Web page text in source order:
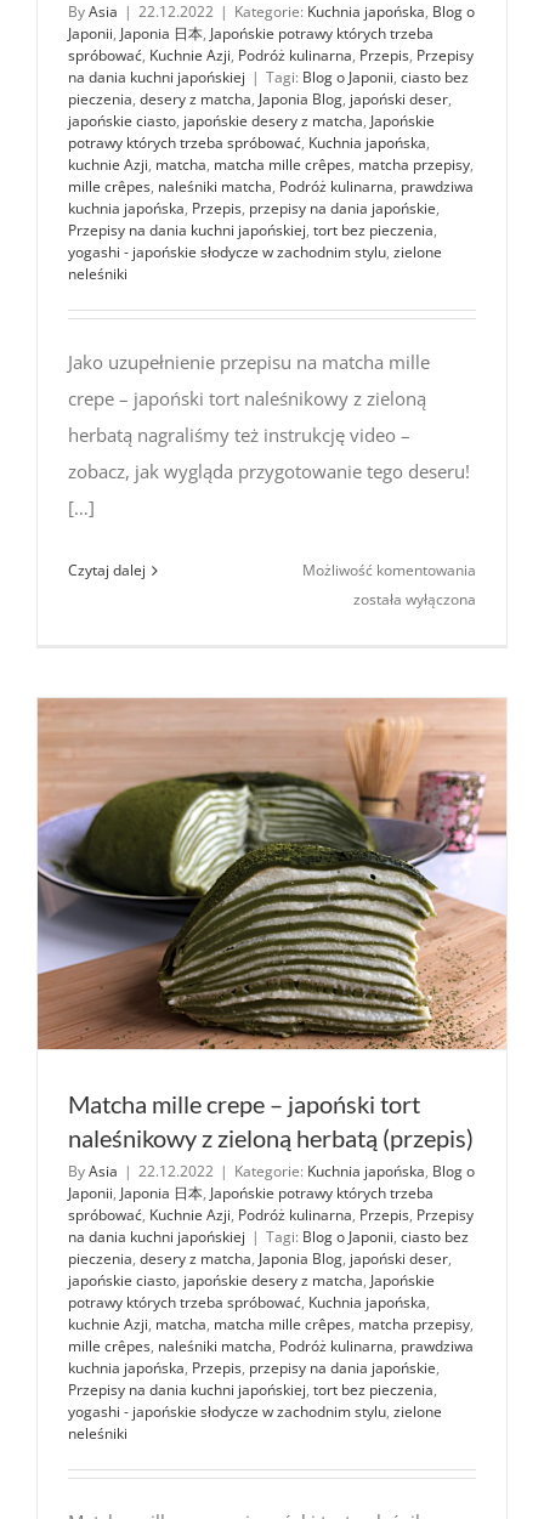
ByAsia | 22.12.2022 | Kategorie: Kuchnia japońska, Blog o
Japonii, Japonia 日本, Japońskie potrawy których trzeba
spróbować, Kuchnie Azji, Podróż kulinarna, Przepis, Przepisy
na dania kuchni japońskiej | Tagi: Blog o Japonii, ciasto bez
pieczenia, desery z matcha, Japonia Blog, japoński deser,
japońskie ciasto, japońskie desery z matcha, Japońskie
potrawy których trzeba spróbować, Kuchnia japońska,
kuchnie Azji, matcha, matcha mille crêpes, matcha przepisy,
mille crêpes, naleśniki matcha, Podróż kulinarna, prawdziwa
kuchnia japońska, Przepis, przepisy na dania japońskie,
Przepisy na dania kuchni japońskiej, tort bez pieczenia,
yogashi - japońskie słodycze w zachodnim stylu, zielone
neleśniki
Jako uzupełnienie przepisu na matcha mille
crepe – japoński tort naleśnikowy z zieloną
herbatą nagraliśmy też instrukcję video –
zobacz, jak wygląda przygotowanie tego deseru!
[…]
Czytaj dalej Możliwość komentowania
została wyłączona
Matcha mille crepe – japoński tort
naleśnikowy z zieloną herbatą (przepis)
ByAsia | 22.12.2022 | Kategorie: Kuchnia japońska, Blog o
Japonii, Japonia 日本, Japońskie potrawy których trzeba
spróbować, Kuchnie Azji, Podróż kulinarna, Przepis, Przepisy
na dania kuchni japońskiej | Tagi: Blog o Japonii, ciasto bez
pieczenia, desery z matcha, Japonia Blog, japoński deser,
japońskie ciasto, japońskie desery z matcha, Japońskie
potrawy których trzeba spróbować, Kuchnia japońska,
kuchnie Azji, matcha, matcha mille crêpes, matcha przepisy,
mille crêpes, naleśniki matcha, Podróż kulinarna, prawdziwa
kuchnia japońska, Przepis, przepisy na dania japońskie,
Przepisy na dania kuchni japońskiej, tort bez pieczenia,
yogashi - japońskie słodycze w zachodnim stylu, zielone
neleśniki